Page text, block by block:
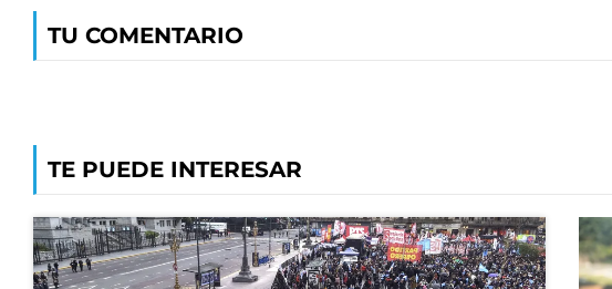
TU COMENTARIO
TE PUEDE INTERESAR